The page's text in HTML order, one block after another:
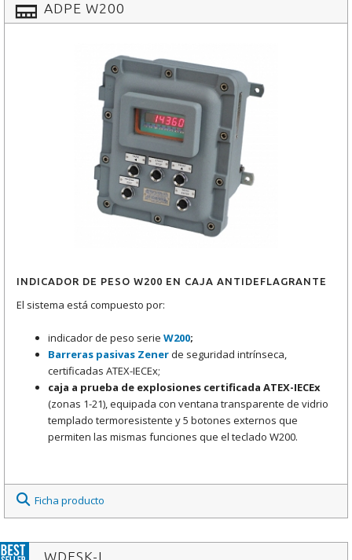
ADPE W200
INDICADOR DE PESO W200 EN CAJA ANTIDEFLAGRANTE
El sistema está compuesto por:
indicador de peso serie W200;
Barreras pasivas Zenerde seguridad intrínseca,
certificadas ATEX-IECEx;
caja a prueba de explosiones certificada ATEX-IECEx
(zonas 1-21), equipada con ventana transparente de vidrio
templado termoresistente y 5 botones externos que
permiten las mismas funciones que el teclado W200.
Ficha producto
WDESK-L